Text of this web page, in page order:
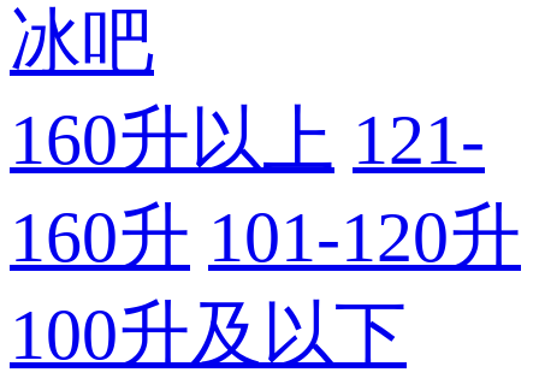
冰吧
160升以上 121-
160升 101-120升
100升及以下